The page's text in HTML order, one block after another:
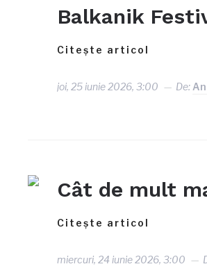
Balkanik
Citește articol
joi, 25 iunie 2026, 3:00 De:
Cât de mult
Citește articol
miercuri, 24 iunie 2026, 3:00